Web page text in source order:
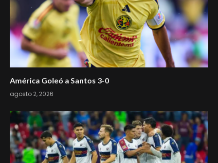
América Goleó a Santos 3-0
agosto 2, 2026